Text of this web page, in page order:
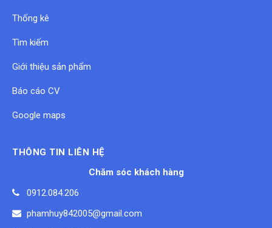
Thống kê
Tìm kiếm
Giới thiệu sản phẩm
Báo cáo CV
Google maps
THÔNG TIN LIÊN HỆ
Chăm sóc khách hàng
0912.084.206
phamhuy842005@gmail.com